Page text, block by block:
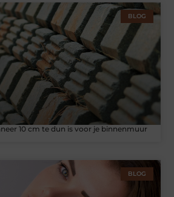
BLOG
10 cm te dun is voor je binnenmuur
BLOG